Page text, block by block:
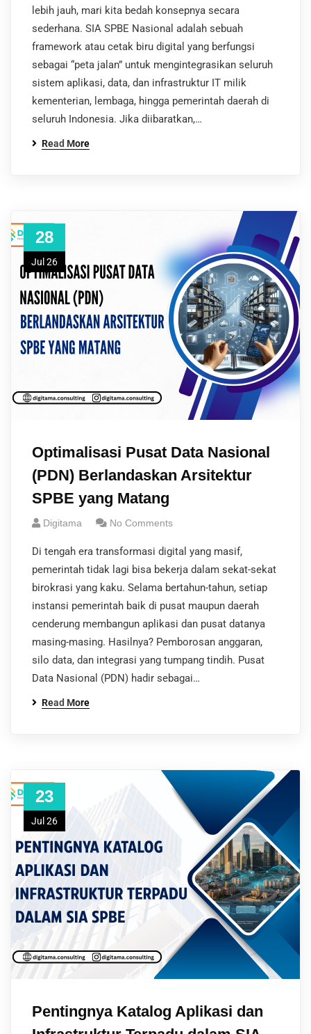
lebih jauh, mari kita bedah konsepnya secara
sederhana. SIA SPBE Nasional adalah sebuah
framework atau cetak biru digital yang berfungsi
sebagai “peta jalan” untuk mengintegrasikan seluruh
sistem aplikasi, data, dan infrastruktur IT milik
kementerian, lembaga, hingga pemerintah daerah di
seluruh Indonesia. Jika diibaratkan,…
Read More
28
Jul 26
Optimalisasi Pusat Data Nasional
(PDN) Berlandaskan Arsitektur
SPBE yang Matang
Digitama No Comments
Di tengah era transformasi digital yang masif,
pemerintah tidak lagi bisa bekerja dalam sekat-sekat
birokrasi yang kaku. Selama bertahun-tahun, setiap
instansi pemerintah baik di pusat maupun daerah
cenderung membangun aplikasi dan pusat datanya
masing-masing. Hasilnya? Pemborosan anggaran,
silo data, dan integrasi yang tumpang tindih. Pusat
Data Nasional (PDN) hadir sebagai…
Read More
23
Jul 26
Pentingnya Katalog Aplikasi dan